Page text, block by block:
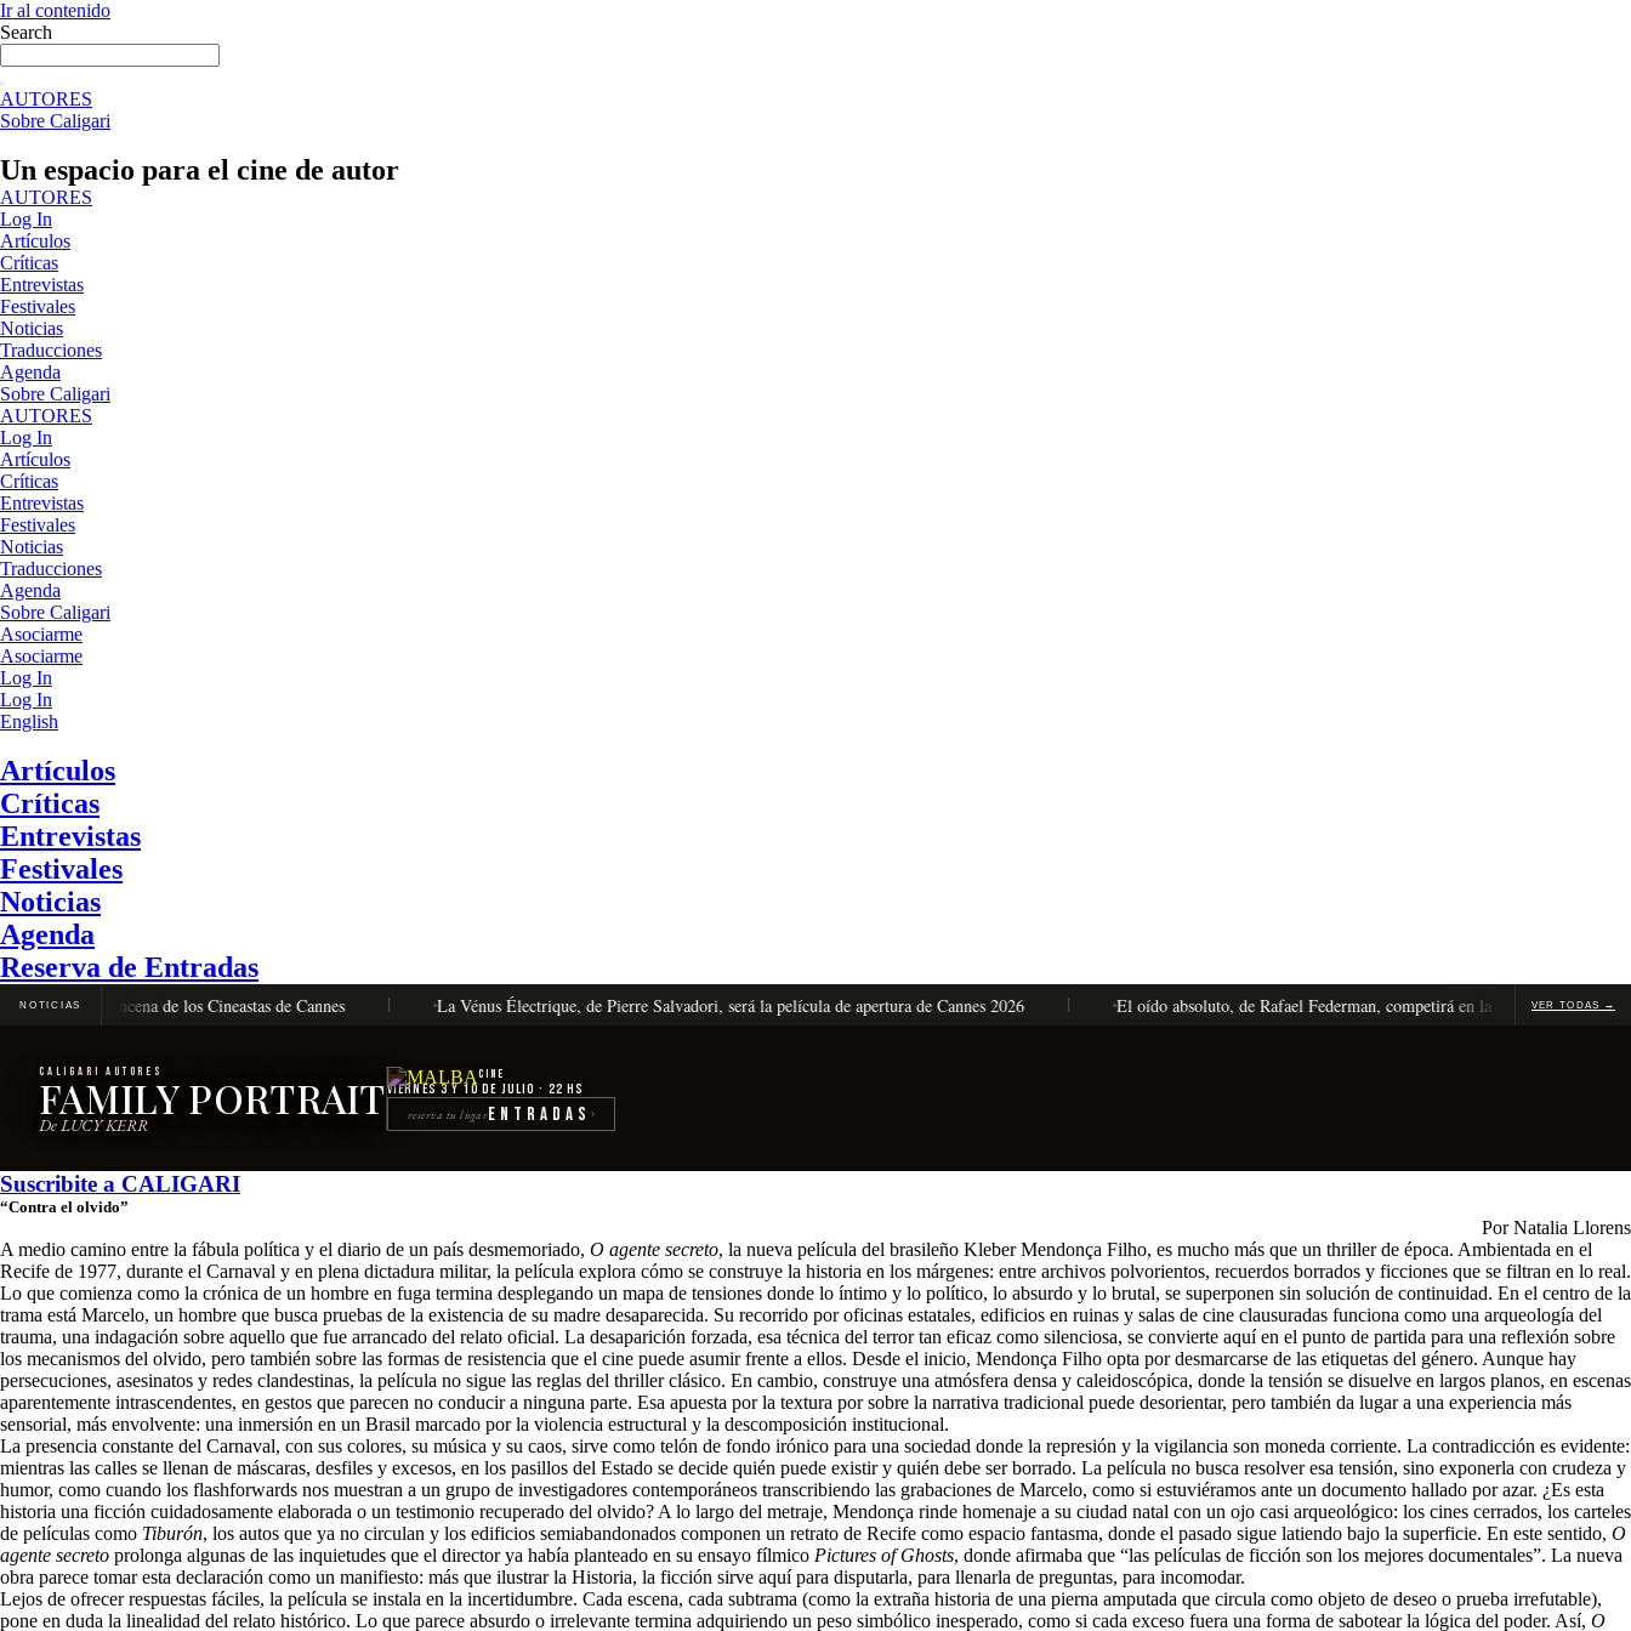
Ir al contenido
Search
AUTORES
Sobre Caligari
Un espacio para el cine de autor
AUTORES
Log In
Artículos
Críticas
Entrevistas
Festivales
Noticias
Traducciones
Agenda
Sobre Caligari
AUTORES
Log In
Artículos
Críticas
Entrevistas
Festivales
Noticias
Traducciones
Agenda
Sobre Caligari
Asociarme
Asociarme
Log In
Log In
English
Artículos
Críticas
Entrevistas
Festivales
Noticias
Agenda
Reserva de Entradas
NOTICIAS
en la Quincena de los Cineastas de Cannes La Vénus Électrique, de Pierre Salvadori, será la película de apertura de Cannes 2026 El oído absoluto, de Rafael Federman, competirá en la competenciaVER TODAS →
CALIGARI AUTORES
FAMILY PORTRAIT
De LUCY KERR
Cine
Viernes 3 y 10 de julio · 22 hs
reserva tu lugarEntradas ›
Suscribite a CALIGARI
“Contra el olvido”
Por Natalia Llorens
A medio camino entre la fábula política y el diario de un país desmemoriado, O agente secreto, la nueva película del brasileño Kleber Mendonça Filho, es mucho más que un thriller de época. Ambientada en el
Recife de 1977, durante el Carnaval y en plena dictadura militar, la película explora cómo se construye la historia en los márgenes: entre archivos polvorientos, recuerdos borrados y ficciones que se filtran en lo real.
Lo que comienza como la crónica de un hombre en fuga termina desplegando un mapa de tensiones donde lo íntimo y lo político, lo absurdo y lo brutal, se superponen sin solución de continuidad. En el centro de la
trama está Marcelo, un hombre que busca pruebas de la existencia de su madre desaparecida. Su recorrido por oficinas estatales, edificios en ruinas y salas de cine clausuradas funciona como una arqueología del
trauma, una indagación sobre aquello que fue arrancado del relato oficial. La desaparición forzada, esa técnica del terror tan eficaz como silenciosa, se convierte aquí en el punto de partida para una reflexión sobre
los mecanismos del olvido, pero también sobre las formas de resistencia que el cine puede asumir frente a ellos. Desde el inicio, Mendonça Filho opta por desmarcarse de las etiquetas del género. Aunque hay
persecuciones, asesinatos y redes clandestinas, la película no sigue las reglas del thriller clásico. En cambio, construye una atmósfera densa y caleidoscópica, donde la tensión se disuelve en largos planos, en escenas
aparentemente intrascendentes, en gestos que parecen no conducir a ninguna parte. Esa apuesta por la textura por sobre la narrativa tradicional puede desorientar, pero también da lugar a una experiencia más
sensorial, más envolvente: una inmersión en un Brasil marcado por la violencia estructural y la descomposición institucional.
La presencia constante del Carnaval, con sus colores, su música y su caos, sirve como telón de fondo irónico para una sociedad donde la represión y la vigilancia son moneda corriente. La contradicción es evidente:
mientras las calles se llenan de máscaras, desfiles y excesos, en los pasillos del Estado se decide quién puede existir y quién debe ser borrado. La película no busca resolver esa tensión, sino exponerla con crudeza y
humor, como cuando los flashforwards nos muestran a un grupo de investigadores contemporáneos transcribiendo las grabaciones de Marcelo, como si estuviéramos ante un documento hallado por azar. ¿Es esta
historia una ficción cuidadosamente elaborada o un testimonio recuperado del olvido? A lo largo del metraje, Mendonça rinde homenaje a su ciudad natal con un ojo casi arqueológico: los cines cerrados, los carteles
de películas como Tiburón, los autos que ya no circulan y los edificios semiabandonados componen un retrato de Recife como espacio fantasma, donde el pasado sigue latiendo bajo la superficie. En este sentido, O
agente secreto prolonga algunas de las inquietudes que el director ya había planteado en su ensayo fílmico Pictures of Ghosts, donde afirmaba que “las películas de ficción son los mejores documentales”. La nueva
obra parece tomar esta declaración como un manifiesto: más que ilustrar la Historia, la ficción sirve aquí para disputarla, para llenarla de preguntas, para incomodar.
Lejos de ofrecer respuestas fáciles, la película se instala en la incertidumbre. Cada escena, cada subtrama (como la extraña historia de una pierna amputada que circula como objeto de deseo o prueba irrefutable),
pone en duda la linealidad del relato histórico. Lo que parece absurdo o irrelevante termina adquiriendo un peso simbólico inesperado, como si cada exceso fuera una forma de sabotear la lógica del poder. Así, O